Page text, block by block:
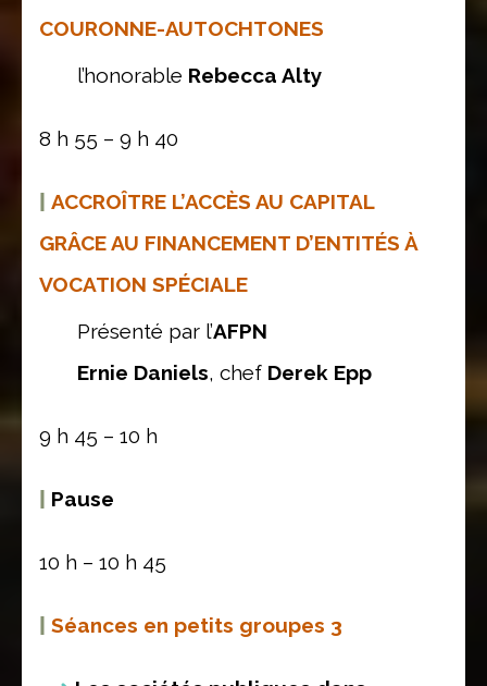
COURONNE-AUTOCHTONES
l’honorable Rebecca Alty
8 h 55 – 9 h 40
ACCROÎTRE L’ACCÈS AU CAPITAL
GRÂCE AU FINANCEMENT D’ENTITÉS À
VOCATION SPÉCIALE
Présenté par l’AFPN
Ernie Daniels, chef Derek Epp
9 h 45 – 10 h
Pause
10 h – 10 h 45
Séances en petits groupes 3